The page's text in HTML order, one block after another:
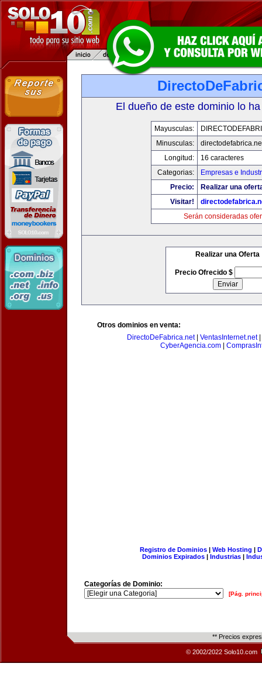
El dueño de este dominio lo
Mayusculas:
Minusculas:
Longitud:
16 caracteres
Categorias:
Empresas e
Precio:
Realizar una
Visitar!
Serán consideradas
Realizar una Oferta
Precio Ofrecido $
Otros dominios en venta:
DirectoDeFabrica.net| VentasInternet.net|
CyberAgencia.com
Registro de Dominios| Web Hosting |
Dominios Expirados | Industrias |
Categorías de Dominio:
[Pág.
** Precios
© 2002/2022 Solo10.com